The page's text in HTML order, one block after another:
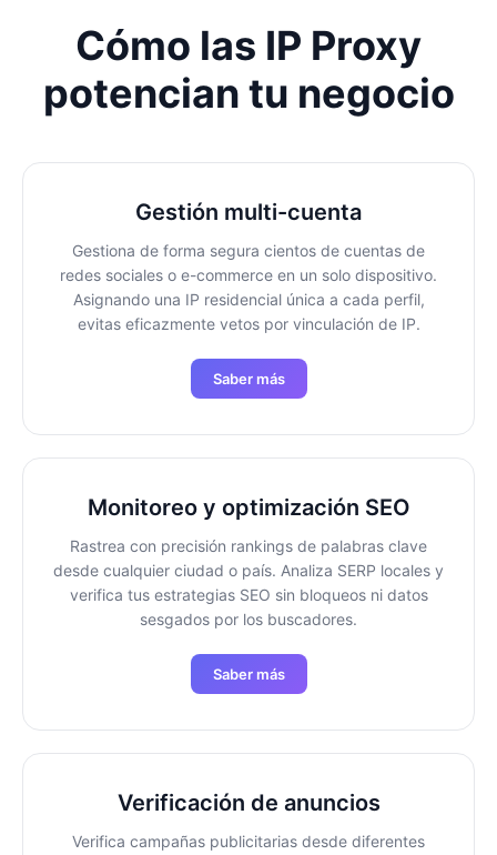
Cómo las IP Proxy
potencian tu negocio
Gestión multi-cuenta
Gestiona de forma segura cientos de cuentas de
redes sociales o e-commerce en un solo dispositivo.
Asignando una IP residencial única a cada perfil,
evitas eficazmente vetos por vinculación de IP.
Saber más
Monitoreo y optimización SEO
Rastrea con precisión rankings de palabras clave
desde cualquier ciudad o país. Analiza SERP locales y
verifica tus estrategias SEO sin bloqueos ni datos
sesgados por los buscadores.
Saber más
Verificación de anuncios
Verifica campañas publicitarias desde diferentes